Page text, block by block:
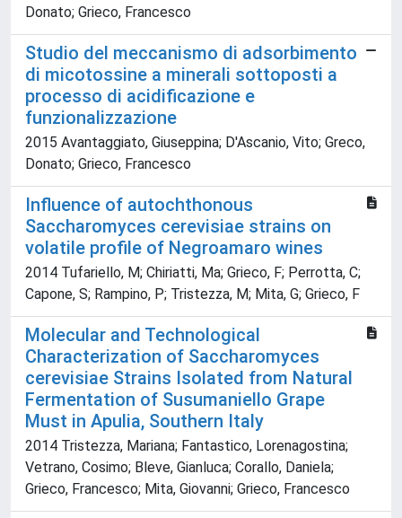
Donato; Grieco, Francesco
Studio del meccanismo di adsorbimento
di micotossine a minerali sottoposti a
processo di acidificazione e
funzionalizzazione
2015 Avantaggiato, Giuseppina; D'Ascanio, Vito; Greco,
Donato; Grieco, Francesco
Influence of autochthonous
Saccharomyces cerevisiae strains on
volatile profile of Negroamaro wines
2014 Tufariello, M; Chiriatti, Ma; Grieco, F; Perrotta, C;
Capone, S; Rampino, P; Tristezza, M; Mita, G; Grieco, F
Molecular and Technological
Characterization of Saccharomyces
cerevisiae Strains Isolated from Natural
Fermentation of Susumaniello Grape
Must in Apulia, Southern Italy
2014 Tristezza, Mariana; Fantastico, Lorenagostina;
Vetrano, Cosimo; Bleve, Gianluca; Corallo, Daniela;
Grieco, Francesco; Mita, Giovanni; Grieco, Francesco